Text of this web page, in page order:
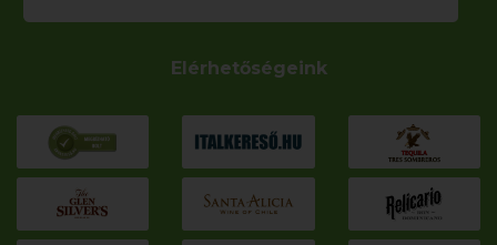
Elérhetőségeink